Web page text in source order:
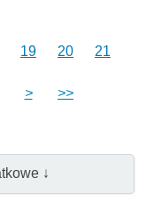
19 20 21
> >>
↓